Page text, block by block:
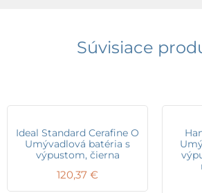
Súvisiace
Ideal Standard Cerafine O
Umývadlová batéria s
výpustom, čierna
120,37 €